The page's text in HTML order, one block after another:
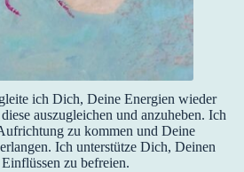
ich Dich, Deine Energien wieder
auszugleichen und anzuheben. Ich
zu kommen und Deine
Ich unterstütze Dich, Deinen
zu befreien.